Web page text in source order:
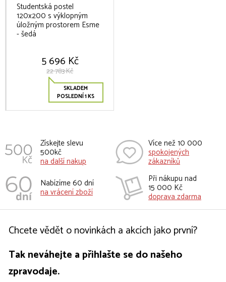
Studentská postel
120x200 s výklopným
úložným prostorem Esme
- šedá
5 696 Kč
22 783 Kč
SKLADEM
POSLEDNÍ 1 KS
Získejte slevu
500kč
na další nakup
Více než 10 000
spokojených
zákazníků
Nabízíme 60 dní
na vrácení zboží
Při nákupu nad
15 000 Kč
doprava zdarma
Chcete vědět o novinkách a akcích jako první?
Tak neváhejte a přihlašte se do našeho
zpravodaje.